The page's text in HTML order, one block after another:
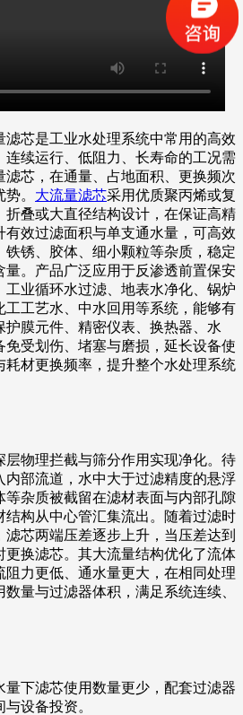
滤芯是工业水处理系统中常用的高效
续运行、低阻力、长寿命的工况需
芯，在通量、占地面积、更换频次
。 大流量滤芯采用优质聚丙烯或复
折叠或大直径结构设计，在保证高精
有效过滤面积与单支通水量，可高效
锈、胶体、细小颗粒等杂质，稳定
量。产品广泛应用于反渗透前置保安
业循环水过滤、地表水净化、锅炉
工工艺水、中水回用等系统，能够有
膜元件、精密仪表、换热器、水
受划伤、堵塞与磨损，延长设备使
耗材更换频率，提升整个水处理系统
层物理拦截与筛分作用实现净化。待
内部流道，水中大于过滤精度的悬浮
等杂质被截留在滤材表面与内部孔隙
结构从中心管汇集流出。随着过滤时
芯两端压差逐步上升，当压差达到
更换滤芯。其大流量结构优化了流体
力更低、通水量更大，在相同处理
量与过滤器体积，满足系统连续、
下滤芯使用数量更少，配套过滤器
设备投资。